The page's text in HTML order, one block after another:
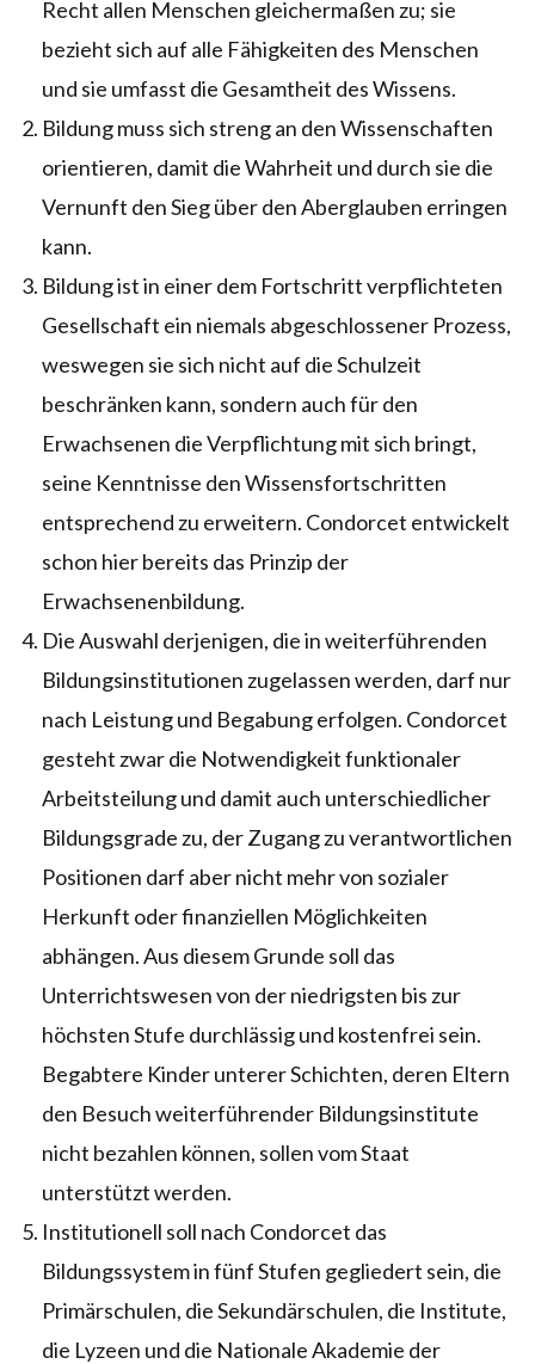
Recht allen Menschen gleichermaßen zu; sie
bezieht sich auf alle Fähigkeiten des Menschen
und sie umfasst die Gesamtheit des Wissens.
Bildung muss sich streng an den Wissenschaften
orientieren, damit die Wahrheit und durch sie die
Vernunft den Sieg über den Aberglauben erringen
kann.
Bildung ist in einer dem Fortschritt verpflichteten
Gesellschaft ein niemals abgeschlossener Prozess,
weswegen sie sich nicht auf die Schulzeit
beschränken kann, sondern auch für den
Erwachsenen die Verpflichtung mit sich bringt,
seine Kenntnisse den Wissensfortschritten
entsprechend zu erweitern. Condorcet entwickelt
schon hier bereits das Prinzip der
Erwachsenenbildung.
Die Auswahl derjenigen, die in weiterführenden
Bildungsinstitutionen zugelassen werden, darf nur
nach Leistung und Begabung erfolgen. Condorcet
gesteht zwar die Notwendigkeit funktionaler
Arbeitsteilung und damit auch unterschiedlicher
Bildungsgrade zu, der Zugang zu verantwortlichen
Positionen darf aber nicht mehr von sozialer
Herkunft oder finanziellen Möglichkeiten
abhängen. Aus diesem Grunde soll das
Unterrichtswesen von der niedrigsten bis zur
höchsten Stufe durchlässig und kostenfrei sein.
Begabtere Kinder unterer Schichten, deren Eltern
den Besuch weiterführender Bildungsinstitute
nicht bezahlen können, sollen vom Staat
unterstützt werden.
Institutionell soll nach Condorcet das
Bildungssystem in fünf Stufen gegliedert sein, die
Primärschulen, die Sekundärschulen, die Institute,
die Lyzeen und die Nationale Akademie der